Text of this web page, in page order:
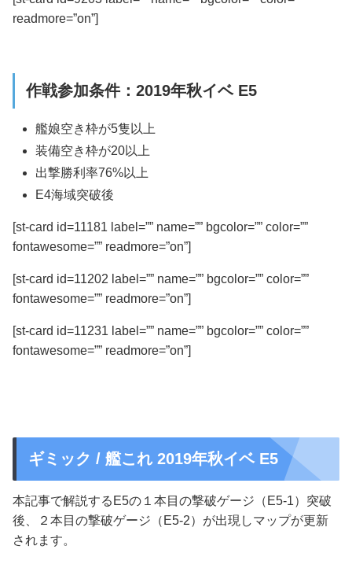
readmore=”on”]
作戦参加条件：2019年秋イベ E5
艦娘空き枠が5隻以上
装備空き枠が20以上
出撃勝利率76%以上
E4海域突破後
[st-card id=11181 label=”” name=”” bgcolor=”” color=””
fontawesome=”” readmore=”on”]
[st-card id=11202 label=”” name=”” bgcolor=”” color=””
fontawesome=”” readmore=”on”]
[st-card id=11231 label=”” name=”” bgcolor=”” color=””
fontawesome=”” readmore=”on”]
ギミック / 艦これ 2019年秋イベ E5
本記事で解説するE5の１本目の撃破ゲージ（E5-1）突破
後、２本目の撃破ゲージ（E5-2）が出現しマップが更新
されます。